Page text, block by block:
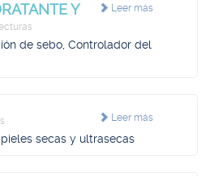
Leer más
Y
de sebo, Controlador del
Leer más
secas y ultrasecas